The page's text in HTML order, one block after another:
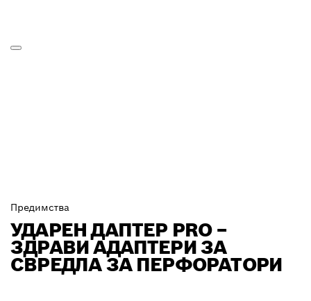
Предимства
УДАРЕН ДАПТЕР PRO –
ЗДРАВИ АДАПТЕРИ ЗА
СВРЕДЛА ЗА ПЕРФОРАТОРИ